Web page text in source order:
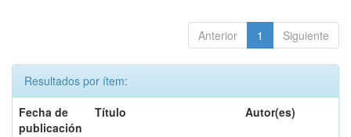
Anterior 1 Siguiente
Resultados por ítem:
Fecha de
publicación
Título Autor(es)